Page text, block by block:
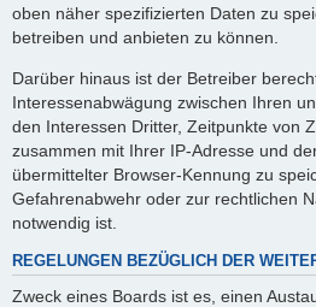
oben näher spezifizierten Daten zu
betreiben und anbieten zu können.
Darüber hinaus ist der Betreiber
Interessenabwägung zwischen Ihren
den Interessen Dritter, Zeitpunkte von
zusammen mit Ihrer IP-Adresse und
übermittelter Browser-Kennung zu
Gefahrenabwehr oder zur rechtlichen
notwendig ist.
REGELUNGEN BEZÜGLICH DER
Zweck eines Boards ist es, einen